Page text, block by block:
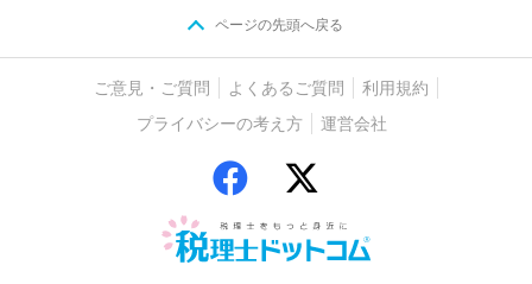
ページの先頭へ戻る
ご意見・ご質問 よくあるご質問
利用規約
プライバシーの考え方
運営会社